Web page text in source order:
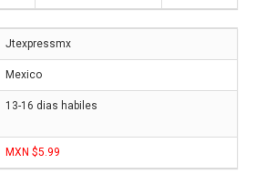
Jtexpressmx
Mexico
13-16 dias habiles
MXN $5.99